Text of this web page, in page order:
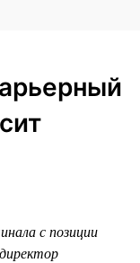
с позиции